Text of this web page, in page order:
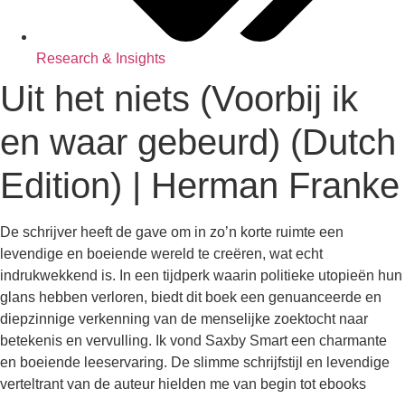
Research & Insights
Uit het niets (Voorbij ik
en waar gebeurd) (Dutch
Edition) | Herman Franke
De schrijver heeft de gave om in zo’n korte ruimte een
levendige en boeiende wereld te creëren, wat echt
indrukwekkend is. In een tijdperk waarin politieke utopieën hun
glans hebben verloren, biedt dit boek een genuanceerde en
diepzinnige verkenning van de menselijke zoektocht naar
betekenis en vervulling. Ik vond Saxby Smart een charmante
en boeiende leeservaring. De slimme schrijfstijl en levendige
verteltrant van de auteur hielden me van begin tot ebooks